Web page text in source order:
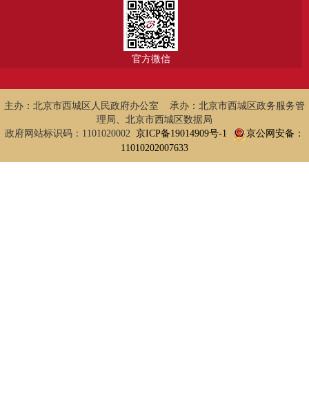
官方微信
主办：北京市西城区人民政府办公室 承办：北京市西城区政务服务管
理局、北京市西城区数据局
政府网站标识码：1101020002 京ICP备19014909号-1
京公网安备：
11010202007633